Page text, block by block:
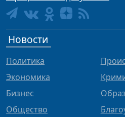
Новости
Политика
Экономика
Бизнес
Общество